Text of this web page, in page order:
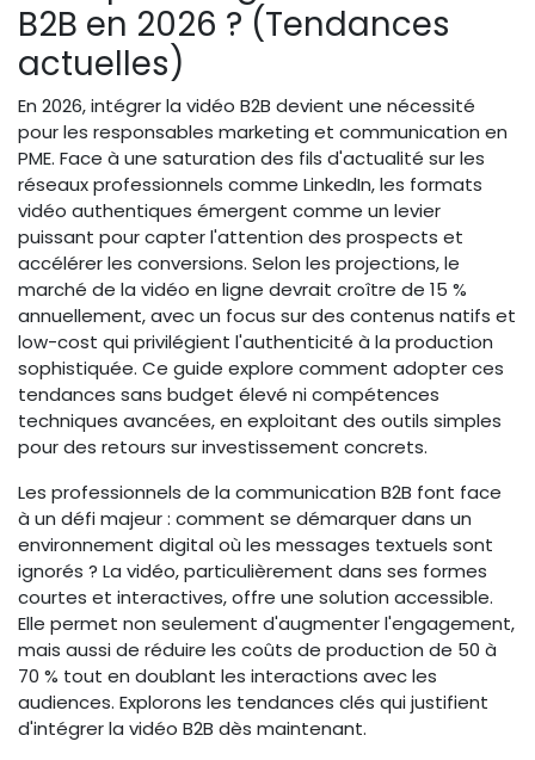
B2B en 2026 ? (Tendances
actuelles)
En 2026, intégrer la vidéo B2B devient une nécessité
pour les responsables marketing et communication en
PME. Face à une saturation des fils d'actualité sur les
réseaux professionnels comme LinkedIn, les formats
vidéo authentiques émergent comme un levier
puissant pour capter l'attention des prospects et
accélérer les conversions. Selon les projections, le
marché de la vidéo en ligne devrait croître de 15 %
annuellement, avec un focus sur des contenus natifs et
low-cost qui privilégient l'authenticité à la production
sophistiquée. Ce guide explore comment adopter ces
tendances sans budget élevé ni compétences
techniques avancées, en exploitant des outils simples
pour des retours sur investissement concrets.
Les professionnels de la communication B2B font face
à un défi majeur : comment se démarquer dans un
environnement digital où les messages textuels sont
ignorés ? La vidéo, particulièrement dans ses formes
courtes et interactives, offre une solution accessible.
Elle permet non seulement d'augmenter l'engagement,
mais aussi de réduire les coûts de production de 50 à
70 % tout en doublant les interactions avec les
audiences. Explorons les tendances clés qui justifient
d'intégrer la vidéo B2B dès maintenant.